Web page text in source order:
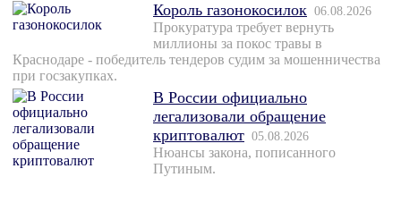
Король газонокосилок 06.08.2026
Прокуратура требует вернуть
миллионы за покос травы в
Краснодаре - победитель тендеров судим за мошенничества
при госзакупках.
В России официально
легализовали обращение
криптовалют 05.08.2026
Нюансы закона, пописанного
Путиным.